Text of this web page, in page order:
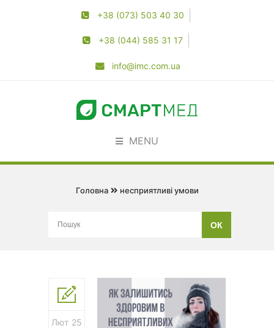
+38 (073) 503 40 30
+38 (044) 585 31 17
info@imc.com.ua
MENU
Головна несприятливі умови
Лют 25